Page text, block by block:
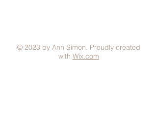
© 2023 by Ann Simon. Proudly created
with Wix.com